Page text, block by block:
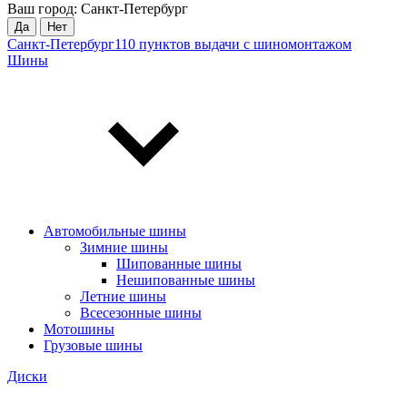
Ваш город: Санкт-Петербург
Да Нет
Санкт-Петербург110 пунктов выдачи с шиномонтажом
Шины
Автомобильные шины
Зимние шины
Шипованные шины
Нешипованные шины
Летние шины
Всесезонные шины
Мотошины
Грузовые шины
Диски